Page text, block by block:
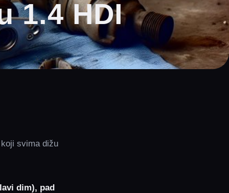
1.4 HDI
svima dižu
dim), pad